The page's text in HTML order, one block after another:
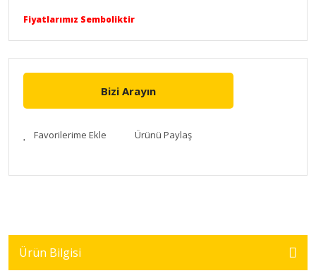
Fiyatlarımız Semboliktir
Bizi Arayın
Ürünü Paylaş
Ürün Bilgisi